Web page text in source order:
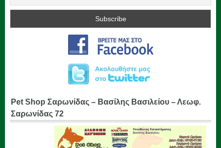
Pet Shop Σαρωνίδας – Βασίλης Βασιλείου – Λεωφ.
Σαρωνίδας 72